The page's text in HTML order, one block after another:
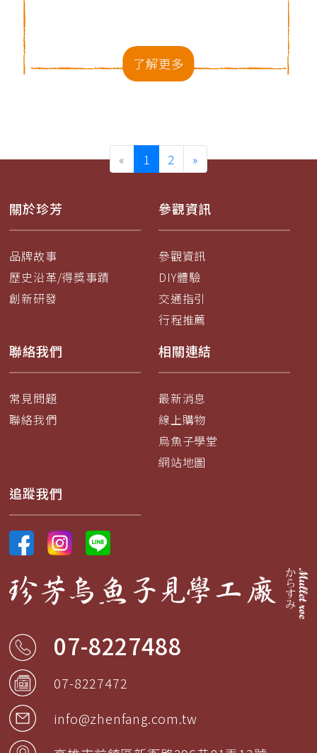
了解更多
« 1 2 »
關於珍芳
品牌故事
歷史沿革/得獎事蹟
創新研發
參觀資訊
參觀資訊
DIY體驗
交通指引
行程推薦
聯絡我們
常見問題
聯絡我們
相關連結
最新消息
線上購物
烏魚子學堂
網站地圖
追蹤我們
07-8227488
07-8227472
info@zhenfang.com.tw